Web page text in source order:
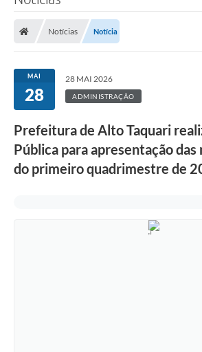
Notícias Notícia
MAI
28
28 MAI 2026
ADMINISTRAÇÃO
Prefeitura de Alto Taquari
Pública para apresentação das
do primeiro quadrimestre de